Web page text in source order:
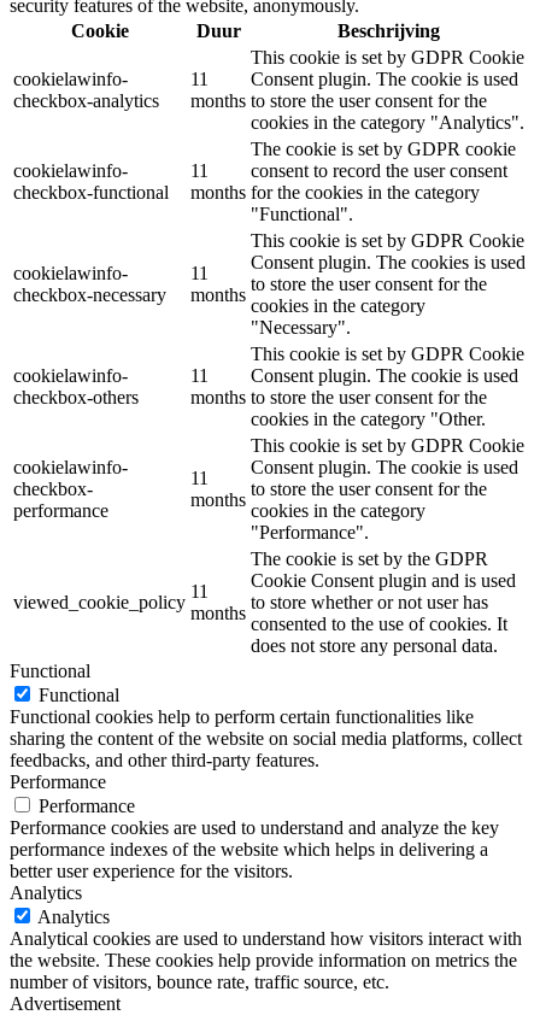
security features of the website, anonymously.
Cookie
Duur Beschrijving
cookielawinfo-
checkbox-analytics
11
months
This cookie is set by GDPR Cookie
Consent plugin. The cookie is used
to store the user consent for the
cookies in the category "Analytics".
cookielawinfo-
checkbox-functional
11
months
The cookie is set by GDPR cookie
consent to record the user consent
for the cookies in the category
"Functional".
cookielawinfo-
checkbox-necessary
11
months
This cookie is set by GDPR Cookie
Consent plugin. The cookies is used
to store the user consent for the
cookies in the category
"Necessary".
cookielawinfo-
checkbox-others
11
months
This cookie is set by GDPR Cookie
Consent plugin. The cookie is used
to store the user consent for the
cookies in the category "Other.
cookielawinfo-
checkbox-
performance
11
months
This cookie is set by GDPR Cookie
Consent plugin. The cookie is used
to store the user consent for the
cookies in the category
"Performance".
viewed_cookie_policy
11
months
The cookie is set by the GDPR
Cookie Consent plugin and is used
to store whether or not user has
consented to the use of cookies. It
does not store any personal data.
Functional
Functional
Functional cookies help to perform certain functionalities like
sharing the content of the website on social media platforms, collect
feedbacks, and other third-party features.
Performance
Performance
Performance cookies are used to understand and analyze the key
performance indexes of the website which helps in delivering a
better user experience for the visitors.
Analytics
Analytics
Analytical cookies are used to understand how visitors interact with
the website. These cookies help provide information on metrics the
number of visitors, bounce rate, traffic source, etc.
Advertisement